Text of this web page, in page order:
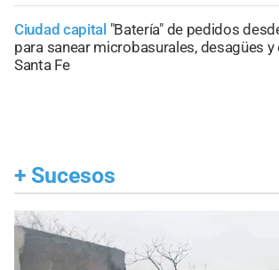
Ciudad capital "Batería" de pedidos
para sanear microbasurales, desagües y
Santa Fe
+ Sucesos